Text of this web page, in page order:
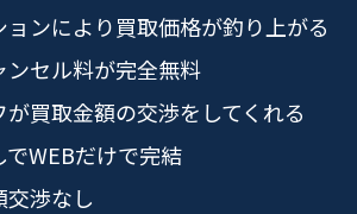
ンにより買取価格が釣り上がる
ンセル料が完全無料
買取金額の交渉をしてくれる
WEBだけで完結
交渉なし